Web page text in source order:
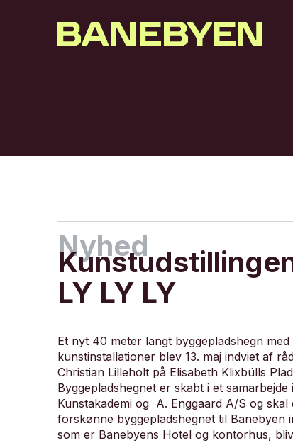
Nyhed
LY LY LY
Et nyt 40 meter langt byggepladshegn med
kunstinstallationer blev 13. maj indviet af
Christian Lilleholt på Elisabeth Klixbülls
Byggepladshegnet er skabt i et samarbejde
Kunstakademi og A. Enggaard A/S og
forskønne byggepladshegnet til Banebyen
som er Banebyens Hotel og kontorhus,